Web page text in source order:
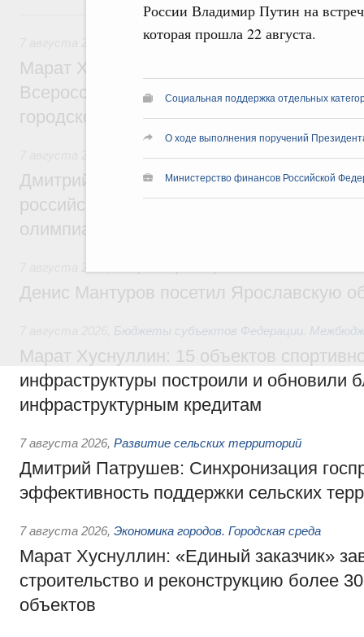
России Владимир Путин на
которая прошла 22 августа.
Социальная поддержка отдельных
О ходе выполнения поручений
Министерство финансов Российской
7 августа, пятница
Экономика городов. Городская среда
Марат Хуснуллин провёл заседание
Всероссийского конкурса лучших
городской среды
Отрасль информационных технологий
Дмитрий Чернышенко и Сергей Кравцов
российскую сборную с победой на
олимпиаде по искусственному
Денис Мантуров посетил Ярославскую
Бюджеты субъектов Федерации.
Марат Хуснуллин: 15 объектов
инфраструктуры построили и обновили
инфраструктурным кредитам
7 августа 2026, Развитие сельских территорий
Дмитрий Патрушев: Синхронизация
эффективность поддержки сельских
7 августа 2026, Экономика городов. Городская среда
Марат Хуснуллин: «Единый заказчик»
строительство и реконструкцию более
объектов